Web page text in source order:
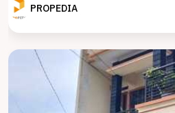
PROPEDIA